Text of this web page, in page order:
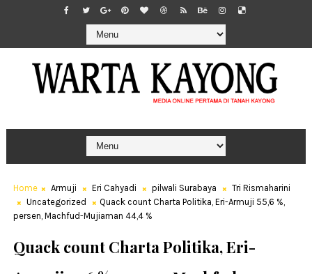
Home Armuji Eri Cahyadi pilwali Surabaya
Tri Rismaharini
Uncategorized
Quack count Charta Politika, Eri-Armuji 55,6 %,
persen, Machfud-Mujiaman 44,4 %
Quack count Charta Politika, Eri-